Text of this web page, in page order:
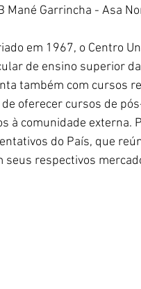
Mané Garrincha - Asa
em 1967, o Centro
de ensino superior
também com cursos
oferecer cursos de
à comunidade externa.
do País, que
seus respectivos